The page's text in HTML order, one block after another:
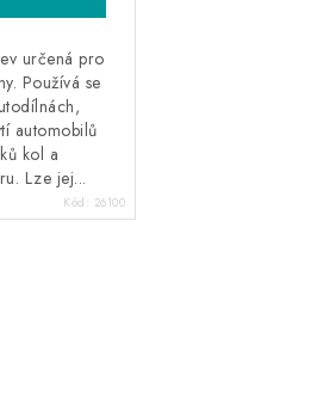
určená pro
Používá se
automobilů
kol a
Lze jej...
Kód: 26100